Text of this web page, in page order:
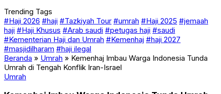
Trending Tags
#Haji 2026 #haji #Tazkiyah Tour #umrah #Haji 2025 #jemaah
haji #Haji Khusus #Arab saudi #petugas haji #saudi
#Kementerian Haji dan Umrah #Kemenhaj #haji 2027
#masjidilharam #haji ilegal
Beranda » Umrah » Kemenhaj Imbau Warga Indonesia Tunda
Umrah di Tengah Konflik Iran-Israel
Umrah